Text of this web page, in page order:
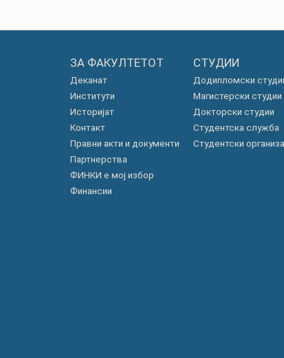
ЗА ФАКУЛТЕТОТ
Деканат
Институти
Историјат
Контакт
Правни акти и документи
Партнерства
ФИНКИ е мој избор
Финансии
СТУДИИ
Додипломски
Магистерски студии
Докторски студии
Студентска служба
Студентски